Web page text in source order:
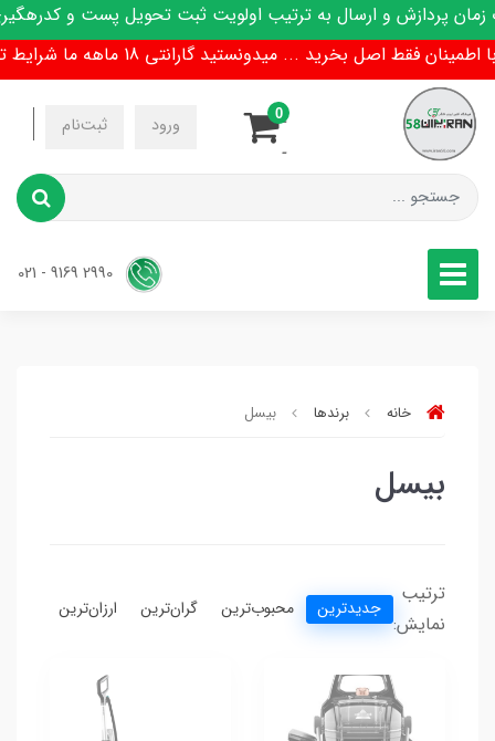
پردازش و ارسال به ترتیب اولویت ثبت تحویل پست و
فقط اصل بخرید ... میدونستید گارانتی 18 ماهه ما شرایط تعویض هم داره !
ورود ثبت‌نام
-
-
0
خانه برندها بیسل
بیسل
ترتیب
نمایش:
جدیدترین محبوب‌ترین گران‌ترین ارزان‌ترین